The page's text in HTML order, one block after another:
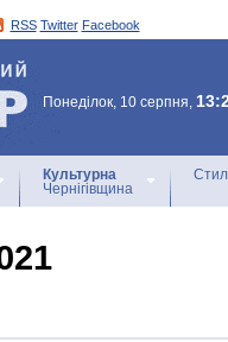
RSS Twitter Facebook
Понеділок, 10 серпня,
Культурна
Чернігівщина